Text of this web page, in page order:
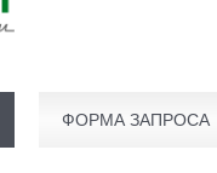
ФОРМА ЗАПРОСА